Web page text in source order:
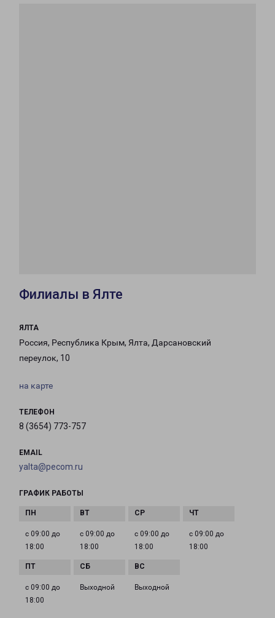
Филиалы в Ялте
ЯЛТА
Россия, Республика Крым, Ялта, Дарсановский
переулок, 10
на карте
ТЕЛЕФОН
8 (3654) 773-757
EMAIL
yalta@pecom.ru
ГРАФИК РАБОТЫ
с 09:00 до
18:00
с 09:00 до
18:00
с 09:00 до
18:00
с 09:00 до
18:00
с 09:00 до
18:00
Выходной Выходной